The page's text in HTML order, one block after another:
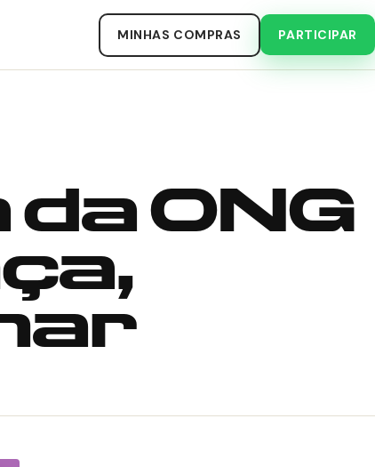
MINHAS COMPRAS PARTICIPAR
ONG